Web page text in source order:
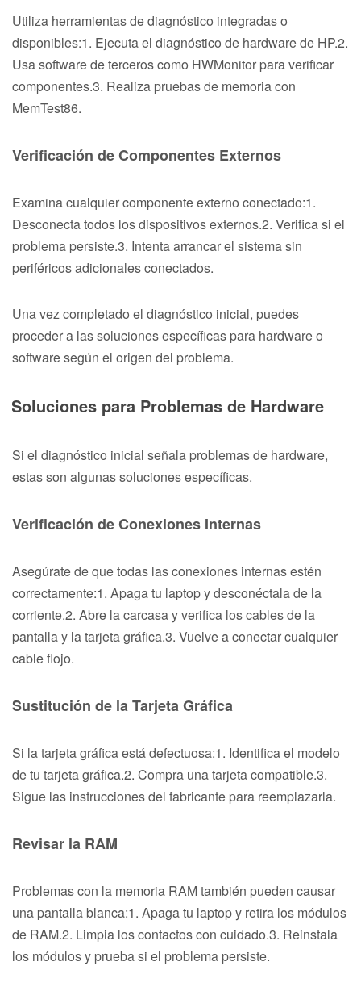
Utiliza herramientas de diagnóstico integradas o
disponibles:1. Ejecuta el diagnóstico de hardware de HP.2.
Usa software de terceros como HWMonitor para verificar
componentes.3. Realiza pruebas de memoria con
MemTest86.
Verificación de Componentes Externos
Examina cualquier componente externo conectado:1.
Desconecta todos los dispositivos externos.2. Verifica si el
problema persiste.3. Intenta arrancar el sistema sin
periféricos adicionales conectados.
Una vez completado el diagnóstico inicial, puedes
proceder a las soluciones específicas para hardware o
software según el origen del problema.
Soluciones para Problemas de Hardware
Si el diagnóstico inicial señala problemas de hardware,
estas son algunas soluciones específicas.
Verificación de Conexiones Internas
Asegúrate de que todas las conexiones internas estén
correctamente:1. Apaga tu laptop y desconéctala de la
corriente.2. Abre la carcasa y verifica los cables de la
pantalla y la tarjeta gráfica.3. Vuelve a conectar cualquier
cable flojo.
Sustitución de la Tarjeta Gráfica
Si la tarjeta gráfica está defectuosa:1. Identifica el modelo
de tu tarjeta gráfica.2. Compra una tarjeta compatible.3.
Sigue las instrucciones del fabricante para reemplazarla.
Revisar la RAM
Problemas con la memoria RAM también pueden causar
una pantalla blanca:1. Apaga tu laptop y retira los módulos
de RAM.2. Limpia los contactos con cuidado.3. Reinstala
los módulos y prueba si el problema persiste.